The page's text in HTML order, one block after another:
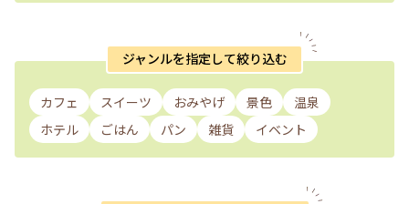
ジャンルを指定して絞り込む
カフェ スイーツ おみやげ 景色
温泉
ホテル
ごはん パン 雑貨 イベント